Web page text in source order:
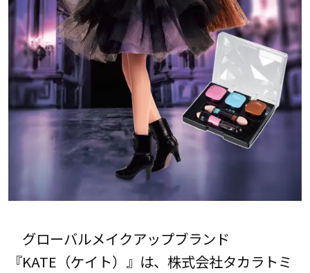
グローバルメイクアップブランド
『KATE（ケイト）』は、株式会社タカラトミ